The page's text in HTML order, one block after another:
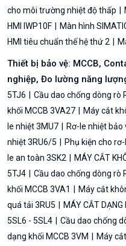
cho môi trường nhiệt độ thấp
HMI IWP10F
Màn hình
HMI tiêu chuẩn thế hệ thứ 2
Thiết bị bảo vệ: MCCB,
nghiệp, Đo lường năng
5TJ6
Cầu dao chống dòng rò
khối MCCB 3VA27
Máy cắt
le nhiệt 3MU7
Rơ-le nhiệt bảo
nhiệt 3RU6/5
Phụ kiện cho
le an toàn 3SK2
MÁY CẮT
5TJ4
Cầu dao chống dòng rò
khối MCCB 3VA1
Máy cắt
quá tải 3RU5
MÁY CẮT DẠNG
5SL6 - 5SL4
Cầu dao chống
dạng khối MCCB 3VM
Máy